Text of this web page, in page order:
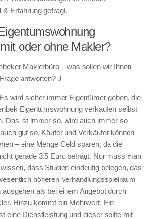
& Erfahrung gefragt.
oder ohne Makler?
Maklerbüro – was sollen wir Ihnen
antworten? J
wird sicher immer Eigentümer geben, die
Eigentumswohnung verkaufen selbst
Das ist immer so, wird auch immer so
gut so. Käufer und Verkäufer können
– eine Menge Geld sparen, da die
gerade 3,5 Euro beträgt. Nur muss man
dass Studien eindeutig belegen, das
höheren Verhandlungsspielraum
als bei einem Angebot durch
Hinzu kommt ein Mehrwert. Ein
eine Dienstleistung und dieser sollte mit